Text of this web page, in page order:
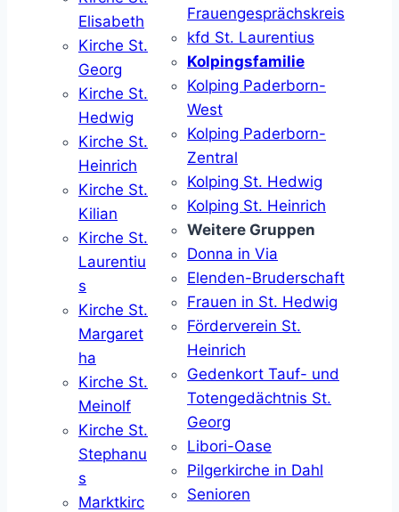
Elisabeth
Kirche St.
Georg
Kirche St.
Hedwig
Kirche St.
Heinrich
Kirche St.
Kilian
Kirche St.
Laurentiu
s
Kirche St.
Margaret
ha
Kirche St.
Meinolf
Kirche St.
Stephanu
s
Marktkirc
Frauengesprächskreis
kfd St. Laurentius
Kolpingsfamilie
Kolping Paderborn-
West
Kolping Paderborn-
Zentral
Kolping St. Hedwig
Kolping St. Heinrich
Weitere Gruppen
Donna in Via
Elenden-Bruderschaft
Frauen in St. Hedwig
Förderverein St.
Heinrich
Gedenkort Tauf- und
Totengedächtnis St.
Georg
Libori-Oase
Pilgerkirche in Dahl
Senioren